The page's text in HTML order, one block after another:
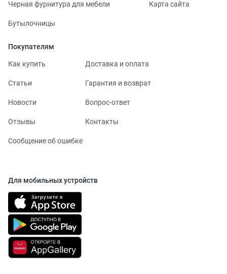
Черная фурнитура для мебели
Бутылочницы
Карта сайта
Покупателям
Как купить Доставка и оплата
Статьи Гарантия и возврат
Новости Вопрос-ответ
Отзывы Контакты
Сообщение об ошибке
Для мобильных устройств